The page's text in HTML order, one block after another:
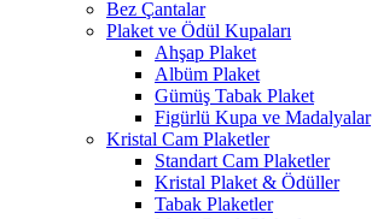
Bez Çantalar
Plaket ve Ödül Kupaları
Ahşap Plaket
Albüm Plaket
Gümüş Tabak Plaket
Figürlü Kupa ve Madalyalar
Kristal Cam Plaketler
Standart Cam Plaketler
Kristal Plaket & Ödüller
Tabak Plaketler